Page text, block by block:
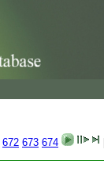
672 673 674